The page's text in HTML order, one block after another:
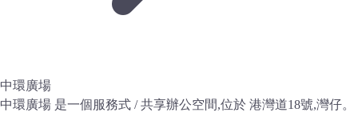
中環廣場
中環廣場 是一個服務式 / 共享辦公空間,位於 港灣道18號,灣仔。